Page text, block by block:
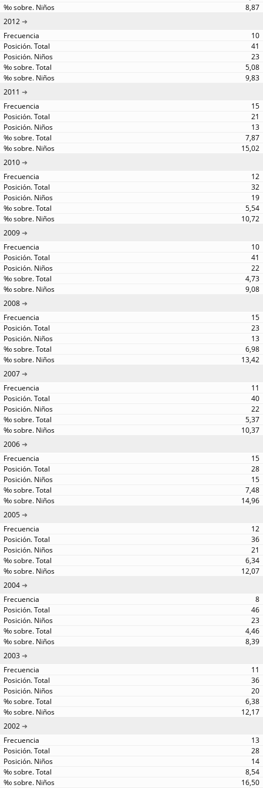
8,87
2012
10
41
23
5,08
9,83
2011
15
21
13
7,87
15,02
2010
12
32
19
5,54
10,72
2009
10
41
22
4,73
9,08
2008
15
23
13
6,98
13,42
2007
11
40
22
5,37
10,37
2006
15
28
15
7,48
14,96
2005
12
36
21
6,34
12,07
2004
8
46
23
4,46
8,39
2003
11
36
20
6,38
12,17
2002
13
28
14
8,54
16,50